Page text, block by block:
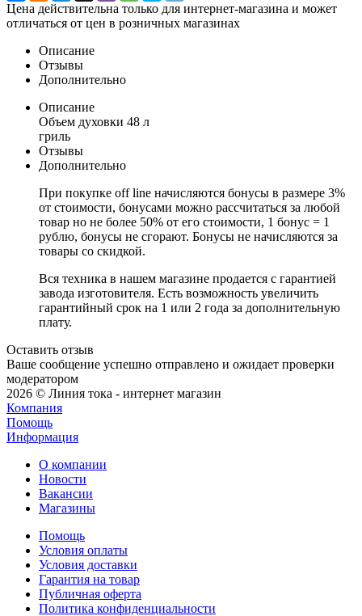
Цена действительна только для интернет-магазина и может
отличаться от цен в розничных магазинах
Описание
Отзывы
Дополнительно
Описание
Объем духовки 48 л
гриль
Отзывы
Дополнительно
При покупке off line начисляются бонусы в размере 3%
от стоимости, бонусами можно рассчитаться за любой
товар но не более 50% от его стоимости, 1 бонус = 1
рублю, бонусы не сгорают. Бонусы не начисляются за
товары со скидкой.
Вся техника в нашем магазине продается с гарантией
завода изготовителя. Есть возможность увеличить
гарантийный срок на 1 или 2 года за дополнительную
плату.
Оставить отзыв
Ваше сообщение успешно отправлено и ожидает проверки
модератором
2026 © Линия тока - интернет магазин
Компания
Помощь
Информация
О компании
Новости
Вакансии
Магазины
Помощь
Условия оплаты
Условия доставки
Гарантия на товар
Публичная оферта
Политика конфиденциальности